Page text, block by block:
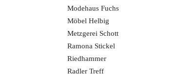
Modehaus Fuchs
Möbel Helbig
Metzgerei Schott
Ramona Stickel
Riedhammer
Radler Treff